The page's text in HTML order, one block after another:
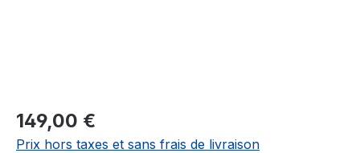
Prix régulier :
149,00 €
Prix hors taxes et sans frais de livraison